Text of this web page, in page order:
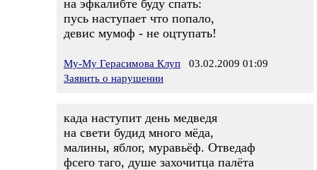
на эфкалибте буду спать:
пусь наступает что попало,
девис мумоф - не оцтупать!
Му-Му Герасимова Клуп 03.02.2009 01:09
Заявить о нарушении
када наступит день медведя
на свети будид много мёда,
малины, яблог, муравьёф. Отведаф
фсего таго, душе захочитца палёта